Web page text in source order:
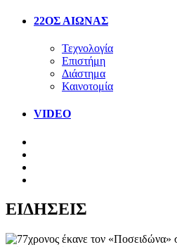
22ΟΣ ΑΙΩΝΑΣ
Τεχνολογία
Επιστήμη
Διάστημα
Καινοτομία
VIDEO
ΕΙΔΗΣΕΙΣ